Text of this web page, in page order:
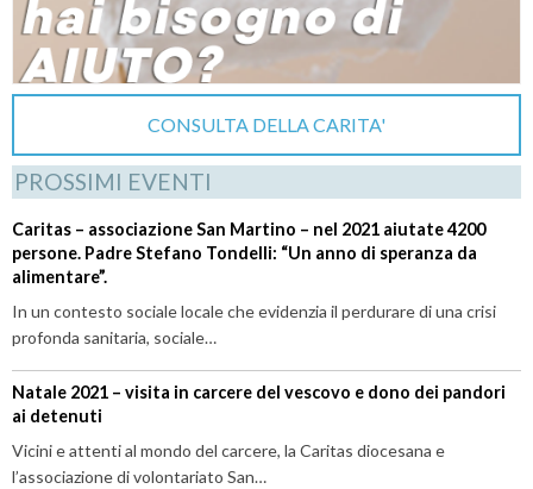
CONSULTA DELLA CARITA'
PROSSIMI EVENTI
Caritas – associazione San Martino – nel 2021 aiutate 4200
persone. Padre Stefano Tondelli: “Un anno di speranza da
alimentare”.
In un contesto sociale locale che evidenzia il perdurare di una crisi
profonda sanitaria, sociale…
Natale 2021 – visita in carcere del vescovo e dono dei pandori
ai detenuti
Vicini e attenti al mondo del carcere, la Caritas diocesana e
l’associazione di volontariato San…